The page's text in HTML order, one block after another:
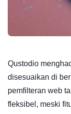
Qustodio
disesuaikan di
pemfilteran web
fleksibel, meski